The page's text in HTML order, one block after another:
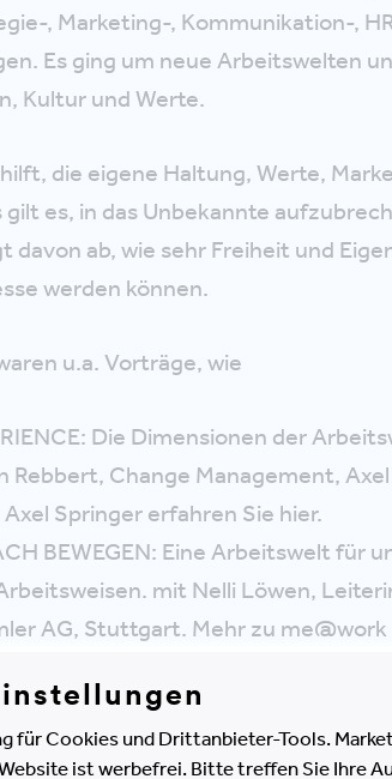
, Marketing-, Kommunikation-,
Es ging um neue Arbeitswelten
Kultur und Werte.
die eigene Haltung, Werte,
gilt es, in das Unbekannte
davon ab, wie sehr Freiheit und
werden können.
u.a. Vorträge, wie
Die Dimensionen der
Rebbert, Change Management,
Springer erfahren Sie hier.
BEWEGEN: Eine Arbeitswelt für
mit Nelli Löwen,
AG, Stuttgart. Mehr zu
& Strategy Manager, Telefónica
möchten Sie in 5 Jahren
für Cookies und Drittanbieter-Tools.
ist werbefrei. Bitte treffen Sie Ihre